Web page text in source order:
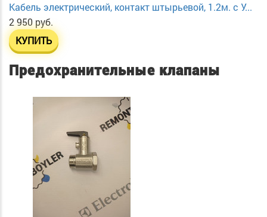
Кабель электрический, контакт штырьевой, 1.2м. с У...
2 950 руб.
КУПИТЬ
Предохранительные клапаны